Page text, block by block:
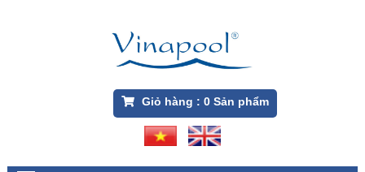
Giỏ hàng : 0Sản phẩm